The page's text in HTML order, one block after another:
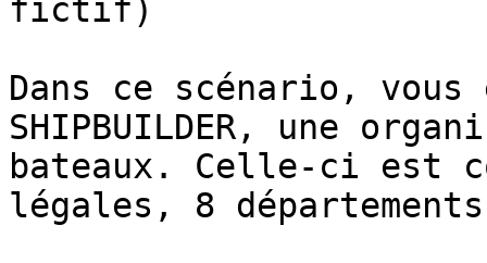
fictif)
Dans ce scénario,
SHIPBUILDER, une
bateaux. Celle-ci est
légales, 8